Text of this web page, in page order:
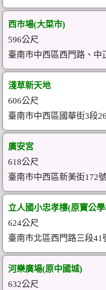
西市場(大菜市)
596公尺
臺南市中西區西門路、中
淺草新天地
606公尺
臺南市中西區國華街3段
廣安宮
618公尺
臺南市中西區新美街172
立人國小忠孝樓(原寶公
624公尺
臺南市北區西門路三段41
河樂廣場(原中國城)
632公尺